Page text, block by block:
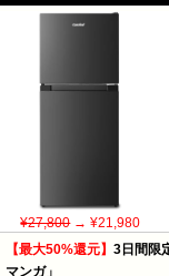
¥27,800→ ¥21,980
【最大50%還元】 3日間限
マンガ」